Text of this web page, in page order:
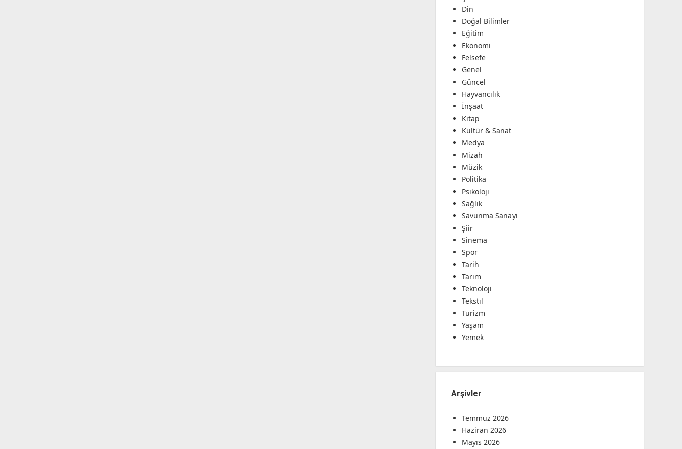
Din
Doğal Bilimler
Eğitim
Ekonomi
Felsefe
Genel
Güncel
Hayvancılık
İnşaat
Kitap
Kültür & Sanat
Medya
Mizah
Müzik
Politika
Psikoloji
Sağlık
Savunma Sanayi
Şiir
Sinema
Spor
Tarih
Tarım
Teknoloji
Tekstil
Turizm
Yaşam
Yemek
Arşivler
Temmuz 2026
Haziran 2026
Mayıs 2026